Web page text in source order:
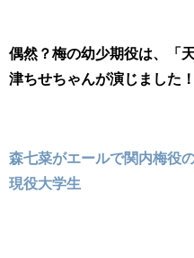
偶然？梅の幼少期役は、「
津ちせちゃんが演じました！
森七菜がエールで関内梅役
現役大学生